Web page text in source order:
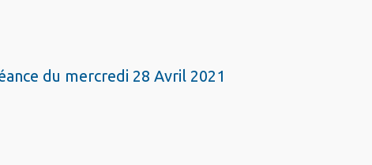
du mercredi 28 Avril 2021